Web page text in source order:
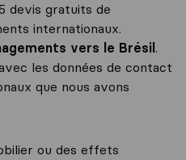
devis gratuits de
internationaux.
vers le Brésil .
les données de contact
que nous avons
ou des effets